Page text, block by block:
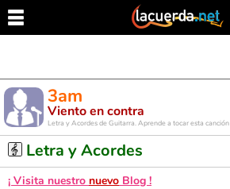
3am
Viento en contra
Letra y Acordes de Guitarra. Aprende a tocar esta canción
Letra y Acordes
¡ Visita nuestro nuevo Blog !